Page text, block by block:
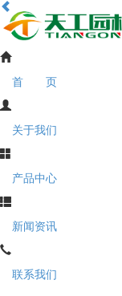
首 页
关于我们
产品中心
新闻资讯
联系我们